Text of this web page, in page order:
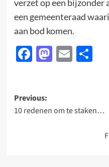
verzet op een bijzonder
een gemeenteraad
aan bod komen.
Facebook
Email
Post
navigation
Previous:
10 redenen om te staken…